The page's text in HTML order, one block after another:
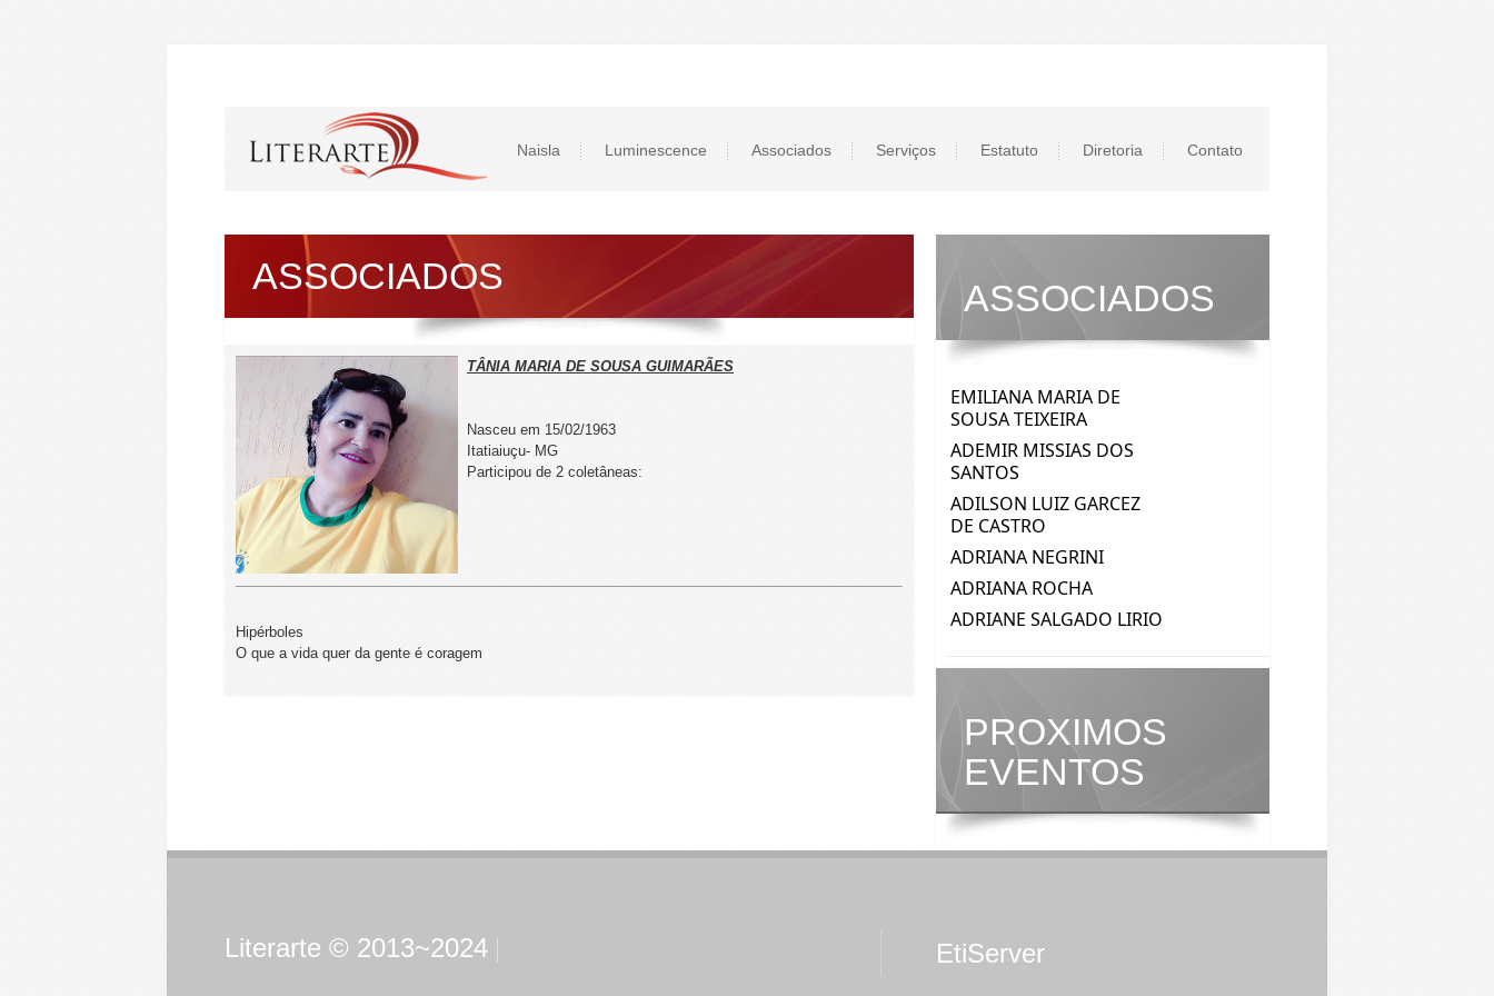
Naisla Luminescence Associados Serviços Estatuto Diretoria Contato
ASSOCIADOS
TÂNIA MARIA DE SOUSA GUIMARÃES
Nasceu em 15/02/1963
Itatiaiuçu- MG
Participou de 2 coletâneas:
Hipérboles
O que a vida quer da gente é coragem
ASSOCIADOS
PROXIMOS
EVENTOS
Literarte © 2013~2024 EtiServer